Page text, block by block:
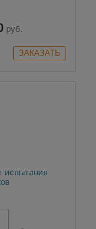
руб.
испытания